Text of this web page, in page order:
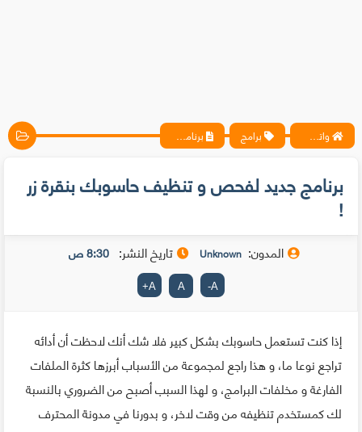
واتس آب ، فيسبوك ، أنترنت ، شروحات تقنية حصرية - المحترف برامج برنامج جديد لفحص و تنظيف حاسوبك بنقرة زر !
برنامج جديد لفحص و تنظيف حاسوبك بنقرة زر
!
المدون: Unknown تاريخ النشر: 8:30 ص
A
-
A
A
+
إذا كنت تستعمل حاسوبك بشكل كبير فلا شك أنك لاحظت أن أدائه
تراجع نوعا ما، و هذا راجع لمجموعة من الأسباب أبرزها كثرة الملفات
الفارغة و مخلفات البرامج، و لهذا السبب أصبح من الضروري بالنسبة
لك كمستخدم تنظيفه من وقت لاخر، و بدورنا في مدونة المحترف